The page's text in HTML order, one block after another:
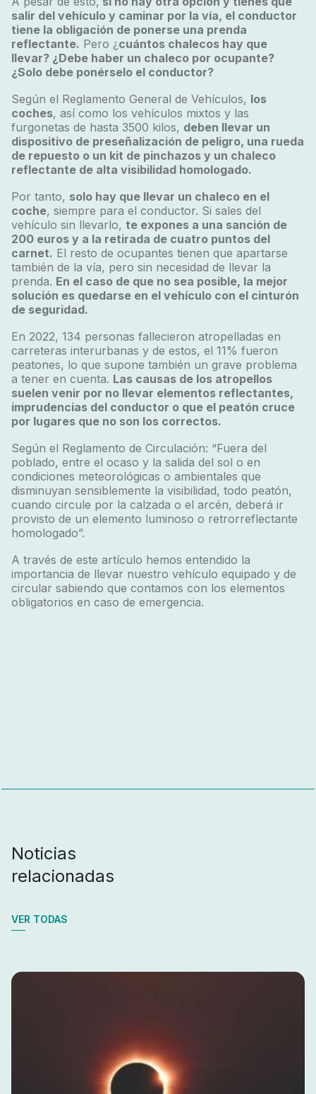
salir del vehículo y caminar por la vía, el conductor
tiene la obligación de ponerse una prenda
reflectante. Pero ¿ cuántos chalecos hay que
llevar? ¿Debe haber un chaleco por ocupante?
¿Solo debe ponérselo el conductor?
Según el Reglamento General de Vehículos, los
coches, así como los vehículos mixtos y las
furgonetas de hasta 3500 kilos, deben llevar un
dispositivo de preseñalización de peligro, una rueda
de repuesto o un kit de pinchazos y un chaleco
reflectante de alta visibilidad homologado.
Por tanto, solo hay que llevar un chaleco en el
coche, siempre para el conductor. Si sales del
vehículo sin llevarlo, te expones a una sanción de
200 euros y a la retirada de cuatro puntos del
carnet. El resto de ocupantes tienen que apartarse
también de la vía, pero sin necesidad de llevar la
prenda. En el caso de que no sea posible, la mejor
solución es quedarse en el vehículo con el cinturón
de seguridad.
En 2022, 134 personas fallecieron atropelladas en
carreteras interurbanas y de estos, el 11% fueron
peatones, lo que supone también un grave problema
a tener en cuenta. Las causas de los atropellos
suelen venir por no llevar elementos reflectantes,
imprudencias del conductor o que el peatón cruce
por lugares que no son los correctos.
Según el Reglamento de Circulación: “Fuera del
poblado, entre el ocaso y la salida del sol o en
condiciones meteorológicas o ambientales que
disminuyan sensiblemente la visibilidad, todo peatón,
cuando circule por la calzada o el arcén, deberá ir
provisto de un elemento luminoso o retrorreflectante
homologado”.
A través de este artículo hemos entendido la
importancia de llevar nuestro vehículo equipado y de
circular sabiendo que contamos con los elementos
obligatorios en caso de emergencia.
Noticias
relacionadas
VER TODAS